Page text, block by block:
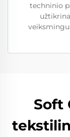
techninio
Soft